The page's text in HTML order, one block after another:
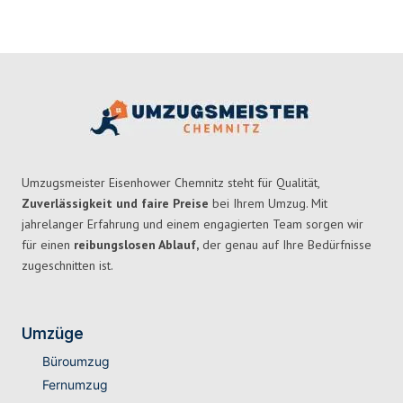
Umzugsmeister Eisenhower Chemnitz steht für Qualität,
Zuverlässigkeit und faire Preise bei Ihrem Umzug. Mit
jahrelanger Erfahrung und einem engagierten Team sorgen wir
für einen reibungslosen Ablauf, der genau auf Ihre Bedürfnisse
zugeschnitten ist.
Umzüge
Büroumzug
Fernumzug